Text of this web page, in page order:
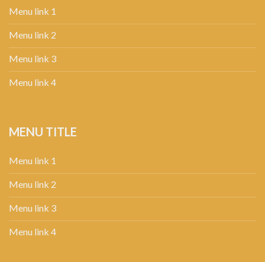
Menu link 1
Menu link 2
Menu link 3
Menu link 4
MENU TITLE
Menu link 1
Menu link 2
Menu link 3
Menu link 4